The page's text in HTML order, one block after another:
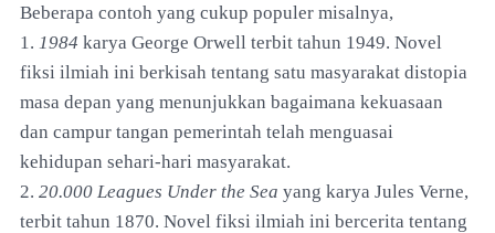
Beberapa contoh yang cukup populer misalnya,
1. 1984 karya George Orwell terbit tahun 1949. Novel
fiksi ilmiah ini berkisah tentang satu masyarakat distopia
masa depan yang menunjukkan bagaimana kekuasaan
dan campur tangan pemerintah telah menguasai
kehidupan sehari-hari masyarakat.
2. 20.000 Leagues Under the Sea yang karya Jules Verne,
terbit tahun 1870. Novel fiksi ilmiah ini bercerita tentang